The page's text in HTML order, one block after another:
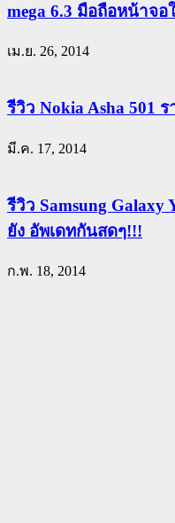
mega 6.3 มือถือหน้าจ
เม.ย. 26, 2014
รีวิว Nokia Asha 501
มี.ค. 17, 2014
รีวิว Samsung
ยัง อัพเดทกันสดๆ!!!
ก.พ. 18, 2014